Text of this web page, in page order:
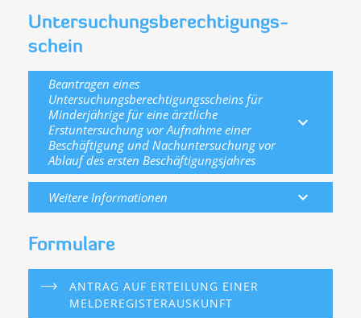
Untersuchungs­berechtigungs­
schein
Beantragen eines
Untersuchungsberechtigungsscheins für
Minderjährige für eine ärztliche
Erstuntersuchung vor Aufnahme einer
Beschäftigung und Nachuntersuchung vor
Ablauf des ersten Beschäftigungsjahres
expand_more
Weitere Informationen expand_more
Formulare
ANTRAG AUF ERTEILUNG EINER
MELDEREGISTERAUSKUNFT